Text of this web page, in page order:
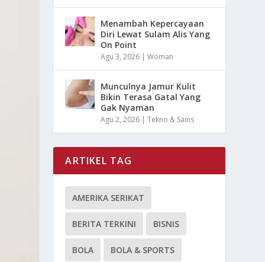
Menambah Kepercayaan
Diri Lewat Sulam Alis Yang
On Point
Agu 3, 2026 |Woman
Munculnya Jamur Kulit
Bikin Terasa Gatal Yang
Gak Nyaman
Agu 2, 2026 |Tekno & Sains
ARTIKEL TAG
AMERIKA SERIKAT
BERITA TERKINI BISNIS
BOLA BOLA & SPORTS